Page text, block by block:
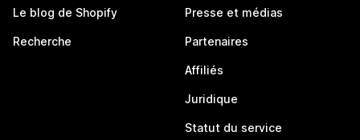
Le blog de Shopify
Recherche
Presse et médias
Partenaires
Affiliés
Juridique
Statut du service